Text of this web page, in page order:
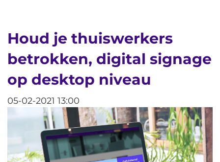
Houd je thuiswerkers
betrokken, digital signage
op desktop niveau
05-02-2021 13:00